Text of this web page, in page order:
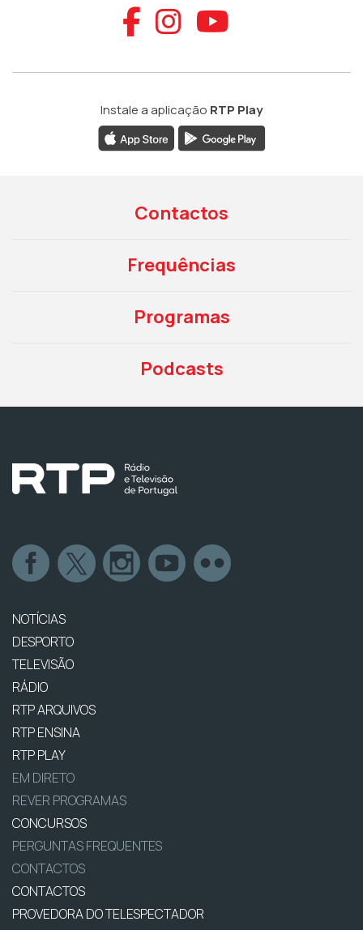
Aceder ao
Aceder ao
Aceder
Instale a aplicação RTP Play
Contactos
Frequências
Programas
Podcasts
NOTÍCIAS
DESPORTO
TELEVISÃO
RÁDIO
RTP ARQUIVOS
RTP ENSINA
RTP PLAY
EM DIRETO
REVER PROGRAMAS
CONCURSOS
PERGUNTAS FREQUENTES
CONTACTOS
CONTACTOS
PROVEDORA DO TELESPECTADOR